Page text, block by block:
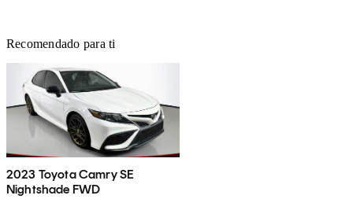
Recomendado para ti
2023 Toyota Camry SE
Nightshade FWD